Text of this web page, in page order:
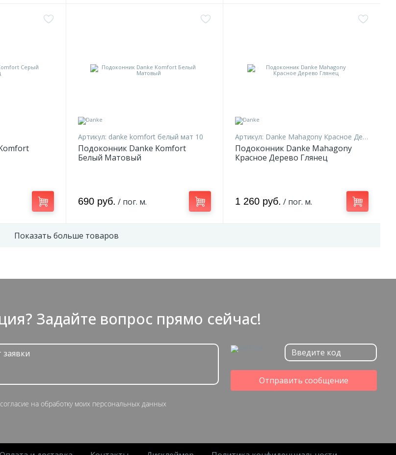
Артикул: danke komfort белый мат 10
Подоконник Danke Komfort
Белый Матовый
690 руб. / пог. м.
Артикул: Danke Mahagony Красное Дерево Глянец 10
Подоконник Danke Mahagony
Красное Дерево Глянец
1 260 руб. / пог. м.
Показать больше товаров
Задайте вопрос прямо сейчас!
Отправить сообщение
на обработку моих персональных данных